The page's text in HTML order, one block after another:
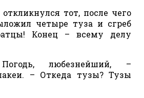
тот, после чего
четыре туза и сгреб
Конец – всему делу
любезнейший, –
– Откеда тузы? Тузы